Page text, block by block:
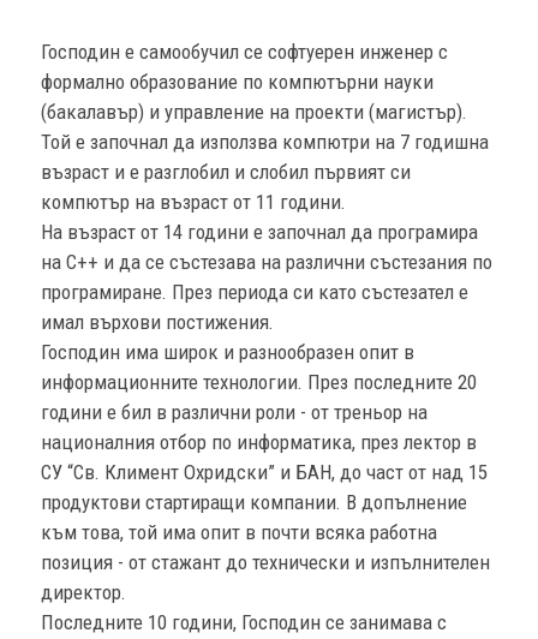
Господин е самообучил се софтуерен инженер с
формално образование по компютърни науки
(бакалавър) и управление на проекти (магистър).
Той е започнал да използва компютри на 7 годишна
възраст и е разглобил и слобил първият си
компютър на възраст от 11 години.
На възраст от 14 години е започнал да програмира
на C++ и да се състезава на различни състезания по
програмиране. През периода си като състезател е
имал върхови постижения.
Господин има широк и разнообразен опит в
информационните технологии. През последните 20
години е бил в различни роли - от треньор на
националния отбор по информатика, през лектор в
СУ “Св. Климент Охридски” и БАН, до част от над 15
продуктови стартиращи компании. В допълнение
към това, той има опит в почти всяка работна
позиция - от стажант до технически и изпълнителен
директор.
Последните 10 години, Господин се занимава с